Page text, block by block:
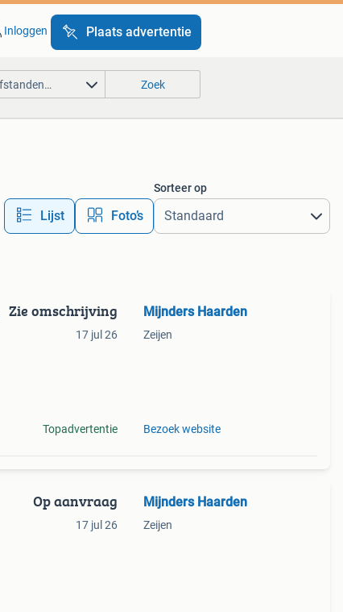
Inloggen Plaats advertentie
Zoek
Lijst Foto’s
Sorteer op
Zie omschrijving
17 jul 26
Topadvertentie
Mijnders Haarden
Zeijen
Bezoek website
Op aanvraag
17 jul 26
Mijnders Haarden
Zeijen